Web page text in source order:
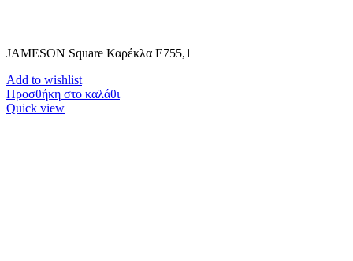
JAMESON Square Καρέκλα Ε755,1
Add to wishlist
Προσθήκη στο καλάθι
Quick view